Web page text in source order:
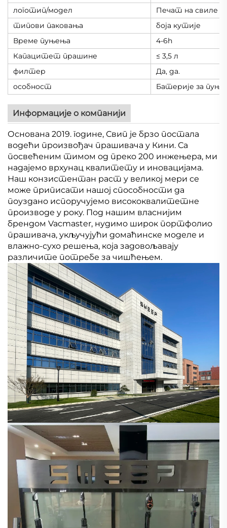
логотип/модел
Печат на свиле
типови паковања
боја кутије
Време пуњења
4-6h
Капацитет прашине
≤ 3,5 л
филтер
Да, да.
особност
Батерије за
Информације о компанији
Основана 2019. године, Свип је брзо постала
водећи произвођач прашивача у Кини. Са
посвећеним тимом од преко 200 инжењера, ми
надајемо врхунац квалитету и иновацијама.
Наш конзистентан раст у великој мери се
може приписати нашој способности да
поуздано испоручујемо висококвалитетне
производе у року. Под нашим власнијим
брендом Vacmaster, нудимо широк портфолио
прашивача, укључујући домаћинске моделе и
влажно-сухо решења, која задовољавају
различите потребе за чишћењем.